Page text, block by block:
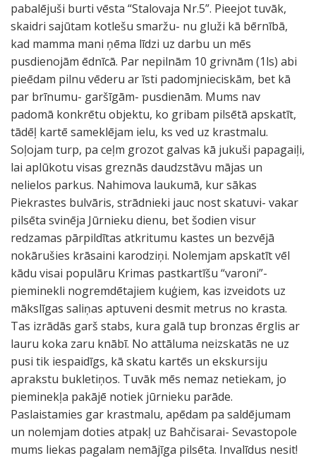
pabalējuši burti vēsta “Stalovaja Nr.5”. Pieejot tuvāk,
skaidri sajūtam kotlešu smaržu- nu gluži kā bērnībā,
kad mamma mani ņēma līdzi uz darbu un mēs
pusdienojām ēdnīcā. Par nepilnām 10 grivnām (1ls) abi
pieēdam pilnu vēderu ar īsti padomjnieciskām, bet kā
par brīnumu- garšīgām- pusdienām. Mums nav
padomā konkrētu objektu, ko gribam pilsētā apskatīt,
tādēļ kartē sameklējam ielu, ks ved uz krastmalu.
Soļojam turp, pa ceļm grozot galvas kā jukuši papagaiļi,
lai aplūkotu visas greznās daudzstāvu mājas un
nelielos parkus. Nahimova laukumā, kur sākas
Piekrastes bulvāris, strādnieki jauc nost skatuvi- vakar
pilsēta svinēja Jūrnieku dienu, bet šodien visur
redzamas pārpildītas atkritumu kastes un bezvējā
nokārušies krāsaini karodziņi. Nolemjam apskatīt vēl
kādu visai populāru Krimas pastkartīšu “varoni”-
pieminekli nogremdētajiem kuģiem, kas izveidots uz
mākslīgas saliņas aptuveni desmit metrus no krasta.
Tas izrādās garš stabs, kura galā tup bronzas ērglis ar
lauru koka zaru knābī. No attāluma neizskatās ne uz
pusi tik iespaidīgs, kā skatu kartēs un ekskursiju
aprakstu bukletiņos. Tuvāk mēs nemaz netiekam, jo
pieminekļa pakājē notiek jūrnieku parāde.
Paslaistamies gar krastmalu, apēdam pa saldējumam
un nolemjam doties atpakļ uz Bahčisarai- Sevastopole
mums liekas pagalam nemājīga pilsēta. Invalīdus nesit!